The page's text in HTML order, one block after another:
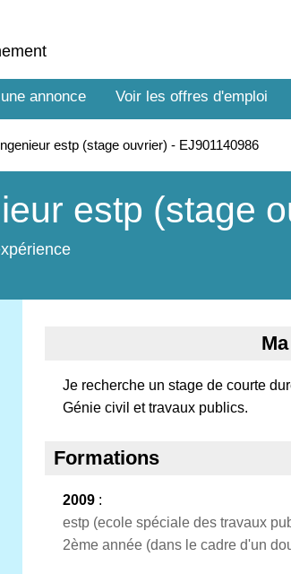
annonce Voir les offres d'emploi
estp (stage ouvrier) - EJ901140986
estp (stage
Je recherche un stage de courte
Génie civil et travaux publics.
Formations
2009 :
estp (ecole spéciale des travaux
2ème année (dans le cadre d'un